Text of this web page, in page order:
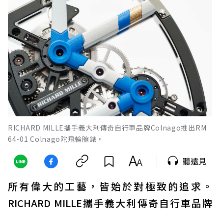
RICHARD MILLE攜手義大利傳奇自行車品牌Colnago推出RM
64-01 Colnago陀飛輪腕錶。
聽遠見
所有偉大的工藝，皆始於對極致的追求。
RICHARD MILLE攜手義大利傳奇自行車品牌